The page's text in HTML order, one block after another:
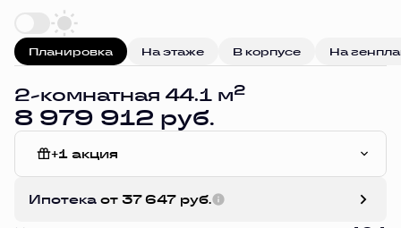
Планировка На этаже В корпусе На
2-комнатная 44.1 м2
8 979 912 руб.
+1 акция
Ипотека от 37 647 руб.